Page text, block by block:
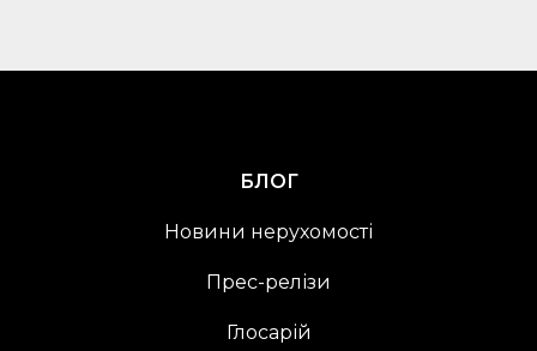
БЛОГ
Новини нерухомості
Прес-релізи
Глосарій